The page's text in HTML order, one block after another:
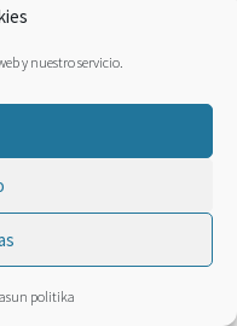
y nuestro servicio.
politika
2026